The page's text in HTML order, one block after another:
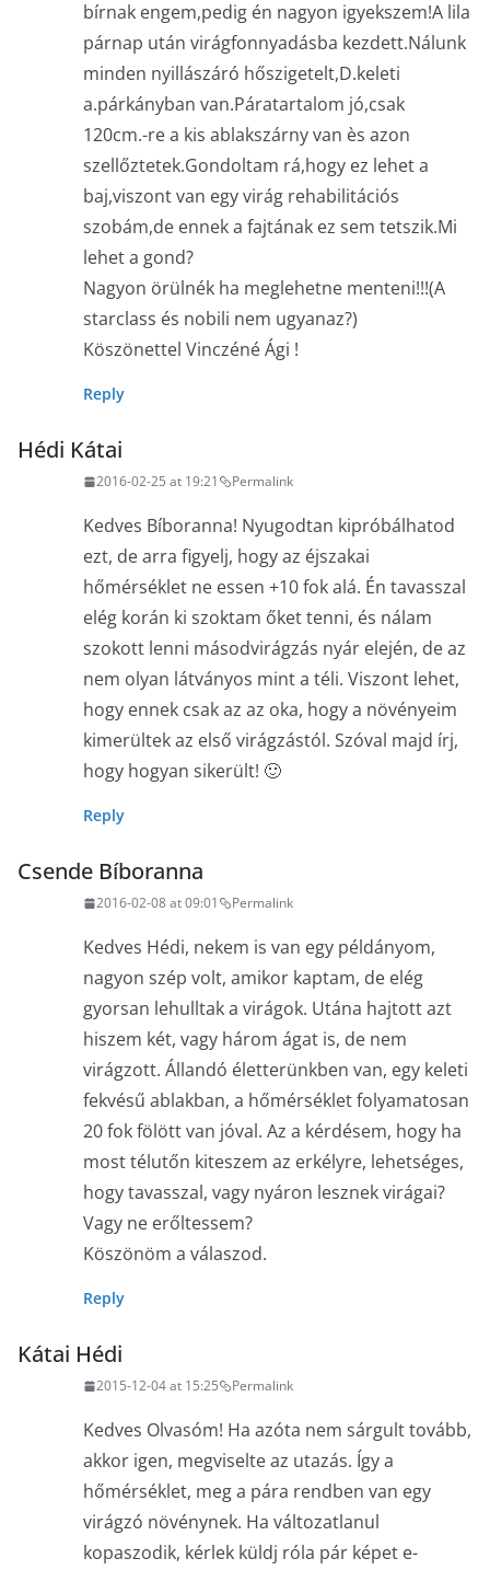
bírnak engem,pedig én nagyon igyekszem!A lila
párnap után virágfonnyadásba kezdett.Nálunk
minden nyillászáró hőszigetelt,D.keleti
a.párkányban van.Páratartalom jó,csak
120cm.-re a kis ablakszárny van ès azon
szellőztetek.Gondoltam rá,hogy ez lehet a
baj,viszont van egy virág rehabilitációs
szobám,de ennek a fajtának ez sem tetszik.Mi
lehet a gond?
Nagyon örülnék ha meglehetne menteni!!!(A
starclass és nobili nem ugyanaz?)
Köszönettel Vinczéné Ági !
Reply
Hédi Kátai
2016-02-25 at 19:21 Permalink
Kedves Bíboranna! Nyugodtan kipróbálhatod
ezt, de arra figyelj, hogy az éjszakai
hőmérséklet ne essen +10 fok alá. Én tavasszal
elég korán ki szoktam őket tenni, és nálam
szokott lenni másodvirágzás nyár elején, de az
nem olyan látványos mint a téli. Viszont lehet,
hogy ennek csak az az oka, hogy a növényeim
kimerültek az első virágzástól. Szóval majd írj,
hogy hogyan sikerült! 🙂
Reply
Csende Bíboranna
2016-02-08 at 09:01 Permalink
Kedves Hédi, nekem is van egy példányom,
nagyon szép volt, amikor kaptam, de elég
gyorsan lehulltak a virágok. Utána hajtott azt
hiszem két, vagy három ágat is, de nem
virágzott. Állandó életterünkben van, egy keleti
fekvésű ablakban, a hőmérséklet folyamatosan
20 fok fölött van jóval. Az a kérdésem, hogy ha
most télutőn kiteszem az erkélyre, lehetséges,
hogy tavasszal, vagy nyáron lesznek virágai?
Vagy ne erőltessem?
Köszönöm a válaszod.
Reply
Kátai Hédi
2015-12-04 at 15:25 Permalink
Kedves Olvasóm! Ha azóta nem sárgult tovább,
akkor igen, megviselte az utazás. Így a
hőmérséklet, meg a pára rendben van egy
virágzó növénynek. Ha változatlanul
kopaszodik, kérlek küldj róla pár képet e-